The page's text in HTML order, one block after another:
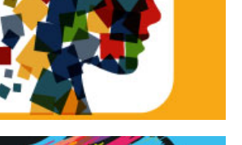
Tracce dinamiche
è una rassegna di teatro
e sperimentale.